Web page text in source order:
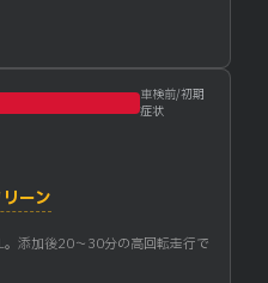
車検前/初期
症状
ーン
添加後20〜30分の高回転走行で